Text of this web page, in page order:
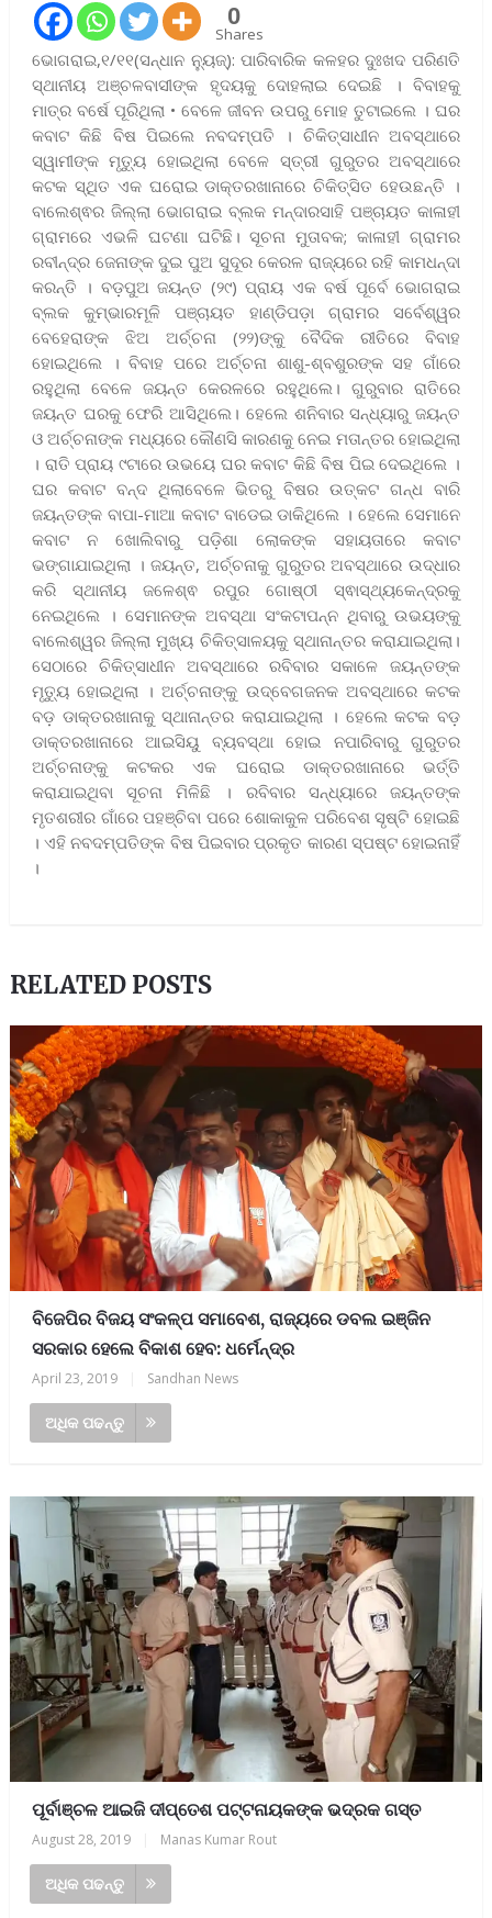
0
Shares
ଭୋଗରାଇ,୧/୧୧(ସନ୍ଧାନ ନ୍ୟୁଜ୍): ପାରିବାରିକ କଳହର ଦୁଃଖଦ ପରିଣତି
ସ୍ଥାନୀୟ ଅଞ୍ଚଳବାସୀଙ୍କ ହୃଦୟକୁ ଦୋହଲାଇ ଦେଇଛି । ବିବାହକୁ
ମାତ୍ର ବର୍ଷେ ପୂରିଥିଲା • ବେଳେ ଜୀବନ ଉପରୁ ମୋହ ତୁଟାଇଲେ । ଘର
କବାଟ କିଛି ବିଷ ପିଇଲେ ନବଦମ୍ପତି । ଚିକିତ୍ସାଧୀନ ଅବସ୍ଥାରେ
ସ୍ୱାମୀଙ୍କ ମୃତ୍ୟୁ ହୋଇଥିଲା ବେଳେ ସ୍ତ୍ରୀ ଗୁରୁତର ଅବସ୍ଥାରେ
କଟକ ସ୍ଥିତ ଏକ ଘରୋଇ ଡାକ୍ତରଖାନାରେ ଚିକିତ୍ସିତ ହେଉଛନ୍ତି ।
ବାଲେଶ୍ଵର ଜିଲ୍ଲା ଭୋଗରାଇ ବ୍ଲକ ମନ୍ଦାରସାହି ପଞ୍ଚାୟତ କାଳାହୀ
ଗ୍ରାମରେ ଏଭଳି ଘଟଣା ଘଟିଛି। ସୂଚନା ମୁତାବକ; କାଳାହୀ ଗ୍ରାମର
ରବୀନ୍ଦ୍ର ଜେନାଙ୍କ ଦୁଇ ପୁଅ ସୁଦୂର କେରଳ ରାଜ୍ୟରେ ରହି କାମଧନ୍ଦା
କରନ୍ତି । ବଡ଼ପୁଅ ଜୟନ୍ତ (୨୯) ପ୍ରାୟ ଏକ ବର୍ଷ ପୂର୍ବେ ଭୋଗରାଇ
ବ୍ଲକ କୁମ୍ଭାରମୂଳି ପଞ୍ଚାୟତ ହାଣ୍ଡିପଡ଼ା ଗ୍ରାମର ସର୍ବେଶ୍ୱର
ବେହେରାଙ୍କ ଝିଅ ଅର୍ଚ୍ଚନା (୨୨)ଙ୍କୁ ବୈଦିକ ରୀତିରେ ବିବାହ
ହୋଇଥିଲେ । ବିବାହ ପରେ ଅର୍ଚ୍ଚନା ଶାଶୁ-ଶ୍ବଶୁରଙ୍କ ସହ ଗାଁରେ
ରହୁଥିଲା ବେଳେ ଜୟନ୍ତ କେରଳରେ ରହୁଥିଲେ। ଗୁରୁବାର ରାତିରେ
ଜୟନ୍ତ ଘରକୁ ଫେରି ଆସିଥିଲେ। ହେଲେ ଶନିବାର ସନ୍ଧ୍ୟାରୁ ଜୟନ୍ତ
ଓ ଅର୍ଚ୍ଚନାଙ୍କ ମଧ୍ୟରେ କୌଣସି କାରଣକୁ ନେଇ ମତାନ୍ତର ହୋଇଥିଲା
। ରାତି ପ୍ରାୟ ୯ଟାରେ ଉଭୟେ ଘର କବାଟ କିଛି ବିଷ ପିଇ ଦେଇଥିଲେ ।
ଘର କବାଟ ବନ୍ଦ ଥିଲାବେଳେ ଭିତରୁ ବିଷର ଉତ୍କଟ ଗନ୍ଧ ବାରି
ଜୟନ୍ତଙ୍କ ବାପା-ମାଆ କବାଟ ବାଡେଇ ଡାକିଥିଲେ । ହେଲେ ସେମାନେ
କବାଟ ନ ଖୋଲିବାରୁ ପଡ଼ିଶା ଲୋକଙ୍କ ସହାୟତାରେ କବାଟ
ଭଙ୍ଗାଯାଇଥିଲା । ଜୟନ୍ତ, ଅର୍ଚ୍ଚନାକୁ ଗୁରୁତର ଅବସ୍ଥାରେ ଉଦ୍ଧାର
କରି ସ୍ଥାନୀୟ ଜଳେଶ୍ଵ ରପୁର ଗୋଷ୍ଠୀ ସ୍ଵାସ୍ଥ୍ୟକେନ୍ଦ୍ରକୁ
ନେଇଥିଲେ । ସେମାନଙ୍କ ଅବସ୍ଥା ସଂକଟାପନ୍ନ ଥିବାରୁ ଉଭୟଙ୍କୁ
ବାଲେଶ୍ୱର ଜିଲ୍ଲା ମୁଖ୍ୟ ଚିକିତ୍ସାଳୟକୁ ସ୍ଥାନାନ୍ତର କରାଯାଇଥିଲା।
ସେଠାରେ ଚିକିତ୍ସାଧୀନ ଅବସ୍ଥାରେ ରବିବାର ସକାଳେ ଜୟନ୍ତଙ୍କ
ମୃତ୍ୟୁ ହୋଇଥିଲା । ଅର୍ଚ୍ଚନାଙ୍କୁ ଉଦ୍‌ବେଗଜନକ ଅବସ୍ଥାରେ କଟକ
ବଡ଼ ଡାକ୍ତରଖାନାକୁ ସ୍ଥାନାନ୍ତର କରାଯାଇଥିଲା । ହେଲେ କଟକ ବଡ଼
ଡାକ୍ତରଖାନାରେ ଆଇସିୟୁ ବ୍ୟବସ୍ଥା ହୋଇ ନପାରିବାରୁ ଗୁରୁତର
ଅର୍ଚ୍ଚନାଙ୍କୁ କଟକର ଏକ ଘରୋଇ ଡାକ୍ତରଖାନାରେ ଭର୍ତ୍ତି
କରାଯାଇଥିବା ସୂଚନା ମିଳିଛି । ରବିବାର ସନ୍ଧ୍ୟାରେ ଜୟନ୍ତଙ୍କ
ମୃତଶରୀର ଗାଁରେ ପହଞ୍ଚିବା ପରେ ଶୋକାକୁଳ ପରିବେଶ ସୃଷ୍ଟି ହୋଇଛି
। ଏହି ନବଦମ୍ପତିଙ୍କ ବିଷ ପିଇବାର ପ୍ରକୃତ କାରଣ ସ୍ପଷ୍ଟ ହୋଇନାହିଁ
।
RELATED POSTS
ବିଜେପିର ବିଜୟ ସଂକଳ୍ପ ସମାବେଶ, ରାଜ୍ୟରେ ଡବଲ ଇଞ୍ଜିନ
ସରକାର ହେଲେ ବିକାଶ ହେବ: ଧର୍ମେନ୍ଦ୍ର
April 23, 2019 Sandhan News
ଅଧିକ ପଢନ୍ତୁ
ପୂର୍ବାଞ୍ଚଳ ଆଇଜି ଦୀପ୍ତେଶ ପଟ୍ଟନାୟକଙ୍କ ଭଦ୍ରକ ଗସ୍ତ
August 28, 2019 Manas Kumar Rout
ଅଧିକ ପଢନ୍ତୁ